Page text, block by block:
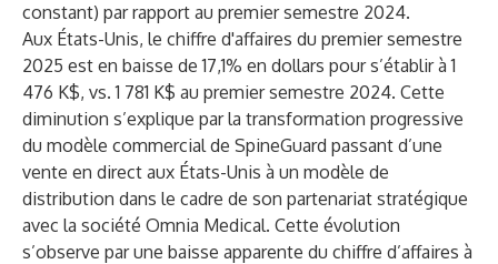
constant) par rapport au premier semestre 2024.
Aux États-Unis, le chiffre d'affaires du premier semestre
2025 est en baisse de 17,1% en dollars pour s’établir à 1
476 K$, vs. 1 781 K$ au premier semestre 2024. Cette
diminution s’explique par la transformation progressive
du modèle commercial de SpineGuard passant d’une
vente en direct aux États-Unis à un modèle de
distribution dans le cadre de son partenariat stratégique
avec la société Omnia Medical. Cette évolution
s’observe par une baisse apparente du chiffre d’affaires à